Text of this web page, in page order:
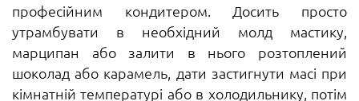
професійним кондитером. Досить просто
утрамбувати в необхідний молд мастику,
марципан або залити в нього розтоплений
шоколад або карамель, дати застигнути масі при
кімнатній температурі або в холодильнику, потім